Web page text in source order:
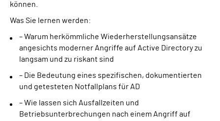
können.
Was Sie lernen werden:
– Warum herkömmliche Wiederherstellungsansätze
angesichts moderner Angriffe auf Active Directory zu
langsam und zu riskant sind
– Die Bedeutung eines spezifischen, dokumentierten
und getesteten Notfallplans für AD
– Wie lassen sich Ausfallzeiten und
Betriebsunterbrechungen nach einem Angriff auf